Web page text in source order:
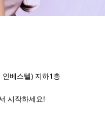
베스텔) 지하1층
시작하세요!